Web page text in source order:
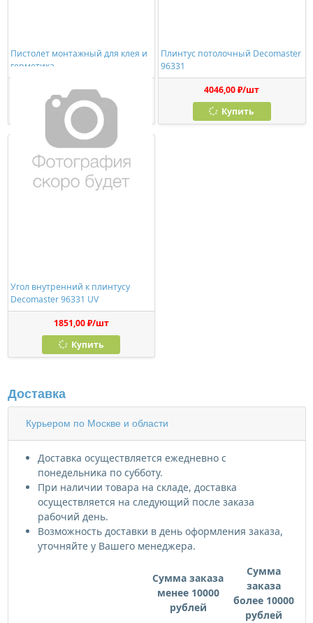
Пистолет монтажный для клея и
герметика
278,00 ₽/шт
Купить
Плинтус потолочный Decomaster
96331
4046,00 ₽/шт
Купить
Угол внутренний к плинтусу
Decomaster 96331 UV
1851,00 ₽/шт
Купить
Доставка
Курьером по Москве и области
Доставка осуществляется ежедневно с
понедельника по субботу.
При наличии товара на складе, доставка
осуществляется на следующий после заказа
рабочий день.
Возможность доставки в день оформления заказа,
уточняйте у Вашего менеджера.
Сумма заказа
менее 10000
рублей
Сумма
заказа
более 10000
рублей